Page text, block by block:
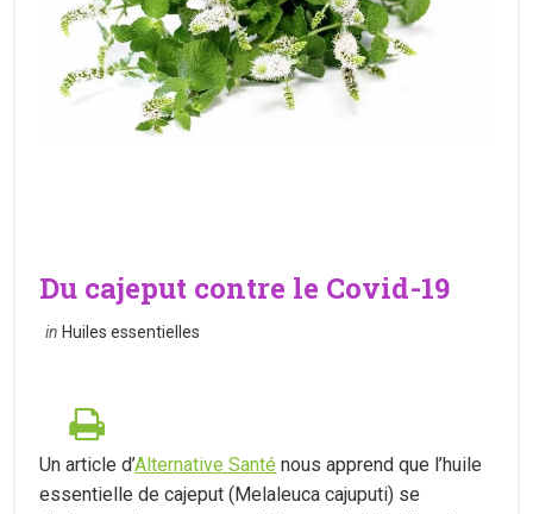
Du cajeput contre le Covid-19
in Huiles essentielles
Un article d’Alternative Santé nous apprend que l’huile
essentielle de cajeput (Melaleuca cajuputi) se